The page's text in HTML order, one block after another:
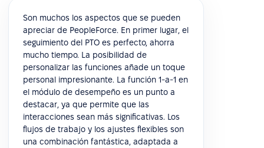
Son muchos los aspectos que se pueden
apreciar de PeopleForce. En primer lugar, el
seguimiento del PTO es perfecto, ahorra
mucho tiempo. La posibilidad de
personalizar las funciones añade un toque
personal impresionante. La función 1-a-1 en
el módulo de desempeño es un punto a
destacar, ya que permite que las
interacciones sean más significativas. Los
flujos de trabajo y los ajustes flexibles son
una combinación fantástica, adaptada a